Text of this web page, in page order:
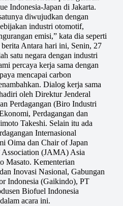
Indonesia-Japan di Jakarta.
diwujudkan dengan
industri otomotif,
emisi,” kata dia seperti
Antara hari ini, Senin, 27
satu negara dengan industri
percaya kerja sama dengan
mencapai carbon
Dialog kerja sama
oleh Direktur Jenderal
Perdagangan (Biro Industri
Perdagangan dan
Takeshi. Selain itu ada
Internasional
Oima dan Chair of Japan
Association (JAMA) Asia
Masato. Kementerian
Inovasi Nasional, Gabungan
Indonesia (Gaikindo), PT
Biofuel Indonesia
acara ini.